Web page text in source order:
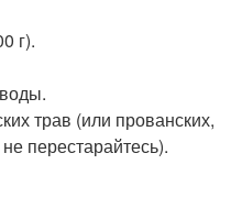
г).
трав (или прованских,
перестарайтесь).